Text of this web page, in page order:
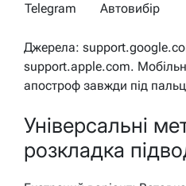
Telegram
Автовибір
Джерела:
support.apple.com.
апостроф завжди під
Універсальні
розкладка